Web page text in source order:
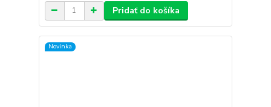
Pridať do košíka
Novinka